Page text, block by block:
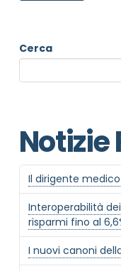
Cerca
Notizie
Il dirigente
Interoperabilità
risparmi fino al
I nuovi canoni